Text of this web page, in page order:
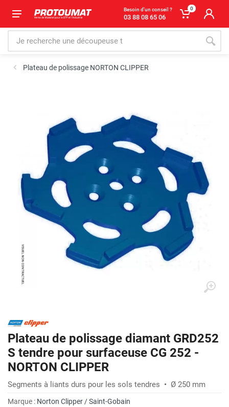
Besoin d'un conseil ?
03 88 08 65 06
0
Plateau de polissage NORTON CLIPPER
Plateau de polissage diamant GRD252
S tendre pour surfaceuse CG 252 -
NORTON CLIPPER
Segments à liants durs pour les sols tendres • Ø 250 mm
Marque : Norton Clipper / Saint-Gobain